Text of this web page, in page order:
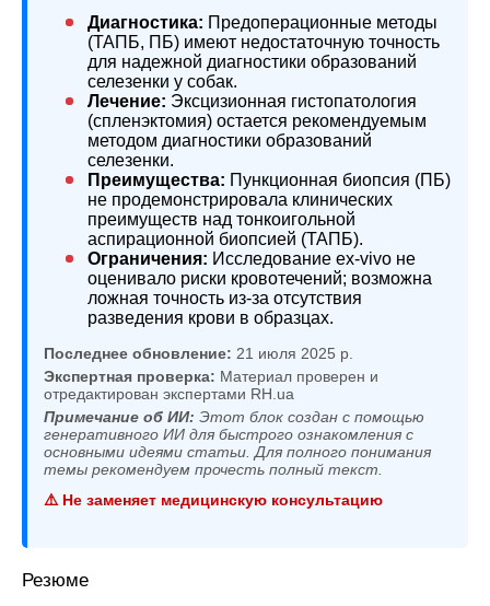
Диагностика: Предоперационные методы
(ТАПБ, ПБ) имеют недостаточную точность
для надежной диагностики образований
селезенки у собак.
Лечение: Эксцизионная гистопатология
(спленэктомия) остается рекомендуемым
методом диагностики образований
селезенки.
Преимущества: Пункционная биопсия (ПБ)
не продемонстрировала клинических
преимуществ над тонкоигольной
аспирационной биопсией (ТАПБ).
Ограничения: Исследование ex-vivo не
оценивало риски кровотечений; возможна
ложная точность из-за отсутствия
разведения крови в образцах.
Последнее обновление: 21 июля 2025 р.
Экспертная проверка: Материал проверен и
отредактирован экспертами RH.ua
Примечание об ИИ: Этот блок создан с помощью
генеративного ИИ для быстрого ознакомления с
основными идеями статьи. Для полного понимания
темы рекомендуем прочесть полный текст.
⚠️ Не заменяет медицинскую консультацию
Резюме